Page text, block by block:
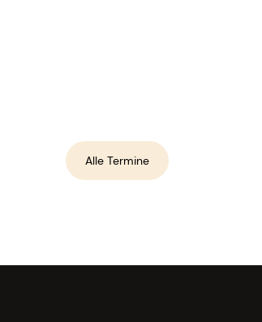
Alle Termine